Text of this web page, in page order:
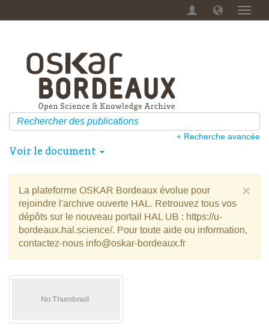
Menu
+ Recherche avancée
Voir le document
×
La plateforme OSKAR Bordeaux évolue pour
rejoindre l'archive ouverte HAL. Retrouvez tous vos
dépôts sur le nouveau portail HAL UB : https://u-
bordeaux.hal.science/. Pour toute aide ou information,
contactez-nous info@oskar-bordeaux.fr